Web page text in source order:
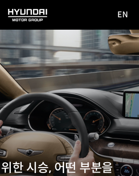
HYUNDAI
MOTOR
GROUP
사이
이동
EN
한 시승, 어떤 부분을